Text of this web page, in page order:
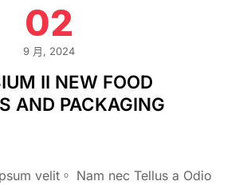
02
9 月, 2024
II NEW FOOD
AND PACKAGING
velit。 Nam nec Tellus a Odio